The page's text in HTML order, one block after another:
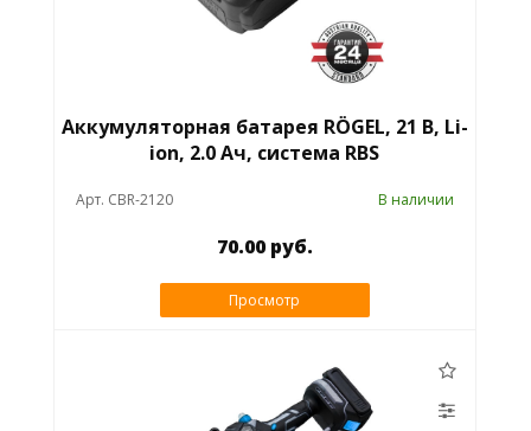
Аккумуляторная батарея RÖGEL, 21 В, Li-
ion, 2.0 Ач, система RBS
Арт. CBR-2120 В наличии
70.00 руб.
Просмотр